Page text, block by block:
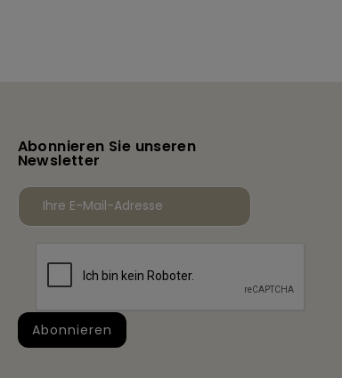
Abonnieren Sie unseren
Newsletter